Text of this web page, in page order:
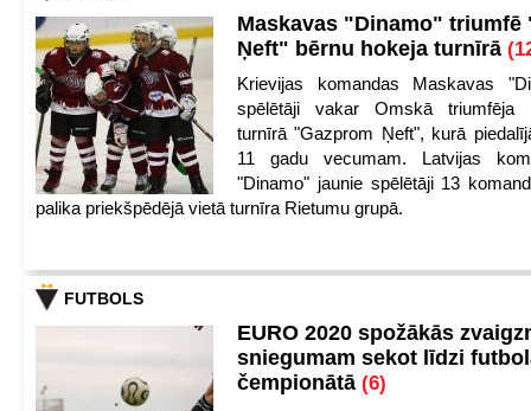
Maskavas "Dinamo" triumfē
Ņeft" bērnu hokeja turnīrā
Krievijas komandas Maskavas
spēlētāji vakar Omskā triumfēja
turnīrā "Gazprom Ņeft", kurā
11 gadu vecumam. Latvijas
"Dinamo" jaunie spēlētāji 13
palika priekšpēdējā vietā turnīra Rietumu grupā.
FUTBOLS
EURO 2020 spožākās
sniegumam sekot līdzi
čempionātā (6)